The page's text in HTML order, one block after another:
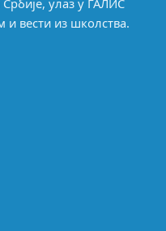
вести из школства.